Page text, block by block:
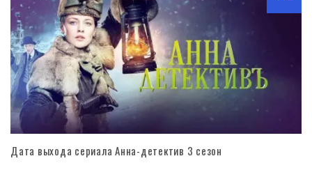
Дата выхода сериала Анна-детектив 3 сезон